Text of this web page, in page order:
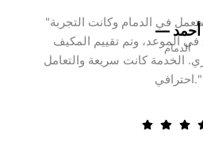
— أحمد
الدمام
"بعت مكيف سبليت مستعمل في الدمام وكانت التجربة
الموعد، وتم تقييم المكيف
الخدمة كانت سريعة والتعامل
احترافي."